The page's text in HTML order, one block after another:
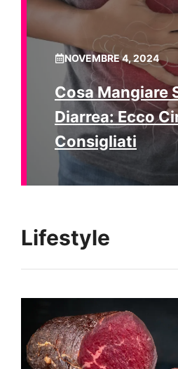
NOVEMBRE 4, 2024
Cosa Mangiare
Diarrea: Ecco
Consigliati
Lifestyle